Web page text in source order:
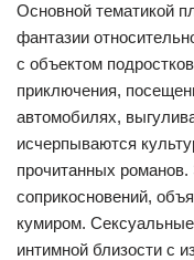
Основной тематикой
фантазии
с объектом
приключения,
автомобилях,
исчерпываются
прочитанных
соприкосновений,
кумиром.
интимной близости с